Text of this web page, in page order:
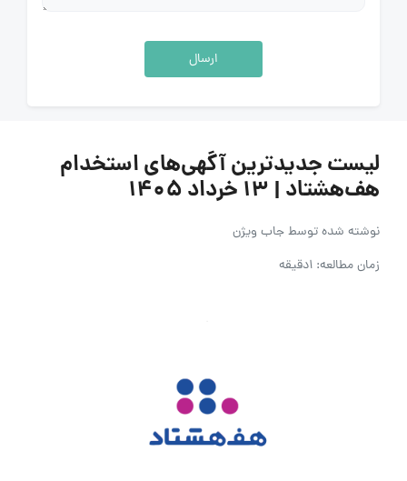
ارسال
لیست جدیدترین آگهی‌های استخدام
هف‌هشتاد | ۱۳ خرداد ۱۴۰۵
نوشته شده توسطجاب ویژن
زمان مطالعه: 1دقیقه